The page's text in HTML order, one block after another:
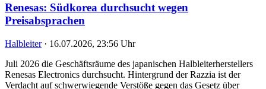
Renesas: Südkorea durchsucht wegen
Preisabsprachen
Halbleiter · 16.07.2026, 23:56 Uhr
Juli 2026 die Geschäftsräume des japanischen Halbleiterherstellers
Renesas Electronics durchsucht. Hintergrund der Razzia ist der
Verdacht auf schwerwiegende Verstöße gegen das Gesetz über